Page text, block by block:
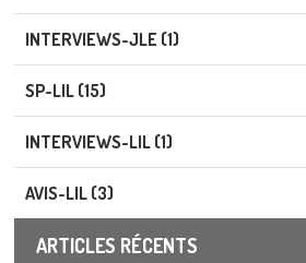
INTERVIEWS-JLE (1)
SP-LIL (15)
INTERVIEWS-LIL (1)
AVIS-LIL (3)
ARTICLES RÉCENTS